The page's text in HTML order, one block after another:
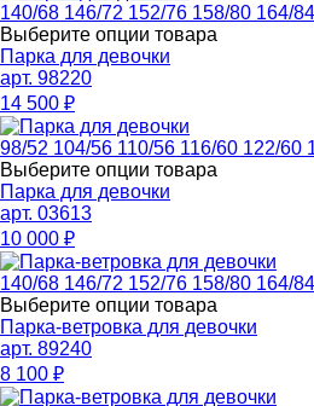
140/68 146/72 152/76 158/80 164/84
Выберите опции товара
Парка для девочки
арт. 98220
14 500 ₽
98/52 104/56 110/56 116/60 122/60
Выберите опции товара
Парка для девочки
арт. 03613
10 000 ₽
140/68 146/72 152/76 158/80 164/84
Выберите опции товара
Парка-ветровка для девочки
арт. 89240
8 100 ₽